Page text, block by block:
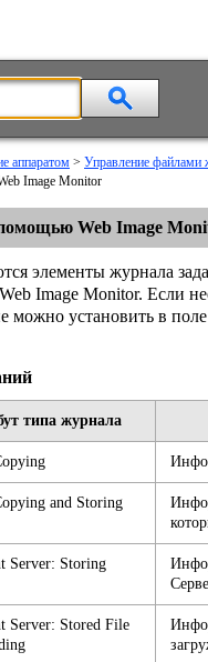
аппаратом > Управление файлами
Image Monitor
Web Image
элементы журнала
Image Monitor. Если
можно установить в поле
типа журнала
and Storing
Server: Storing
Server: Stored File